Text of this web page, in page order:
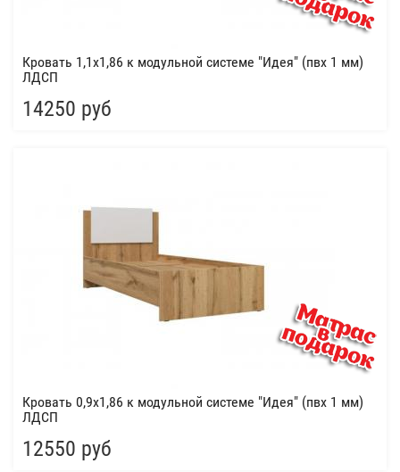
Кровать 1,1х1,86 к модульной системе "Идея" (пвх 1 мм)
ЛДСП
14250 руб
Кровать 0,9х1,86 к модульной системе "Идея" (пвх 1 мм)
ЛДСП
12550 руб